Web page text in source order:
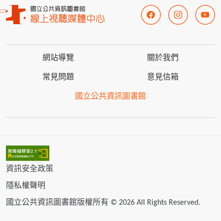
:::
網站導覽 關於我們
常見問題 意見信箱
國立公共資訊圖書館
資訊安全政策
隱私權聲明
國立公共資訊圖書館版權所有 © 2026 All Rights Reserved.